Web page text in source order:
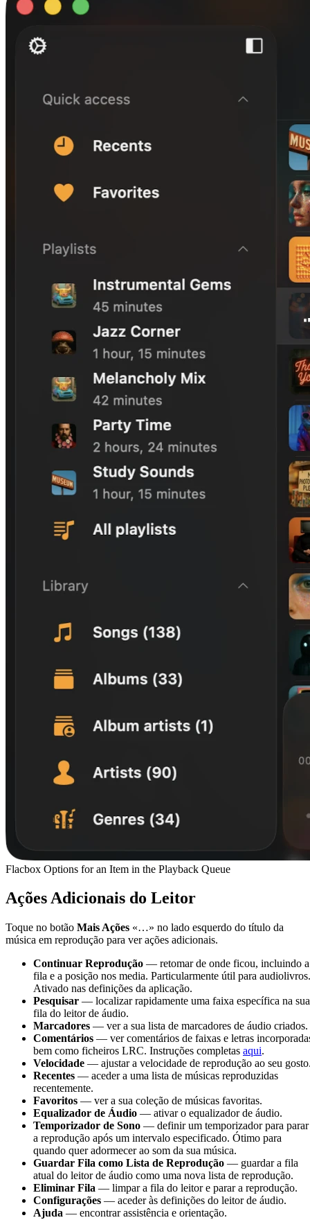
Flacbox Options for an Item in the Playback Queue
Ações Adicionais do Leitor
Toque no botão Mais Ações «…» no lado esquerdo do título da
música em reprodução para ver ações adicionais.
Continuar Reprodução — retomar de onde ficou, incluindo a
fila e a posição nos media. Particularmente útil para audiolivros.
Ativado nas definições da aplicação.
Pesquisar — localizar rapidamente uma faixa específica na sua
fila do leitor de áudio.
Marcadores — ver a sua lista de marcadores de áudio criados.
Comentários — ver comentários de faixas e letras
bem como ficheiros LRC. Instruções completas aqui.
Velocidade — ajustar a velocidade de reprodução ao seu
Recentes — aceder a uma lista de músicas reproduzidas
recentemente.
Favoritos — ver a sua coleção de músicas favoritas.
Equalizador de Áudio — ativar o equalizador de áudio.
Temporizador de Sono — definir um temporizador para parar
a reprodução após um intervalo especificado. Ótimo para
quando quer adormecer ao som da sua música.
Guardar Fila como Lista de Reprodução — guardar a fila
atual do leitor de áudio como uma nova lista de reprodução.
Eliminar Fila — limpar a fila do leitor e parar a reprodução.
Configurações — aceder às definições do leitor de áudio.
Ajuda — encontrar assistência e orientação.